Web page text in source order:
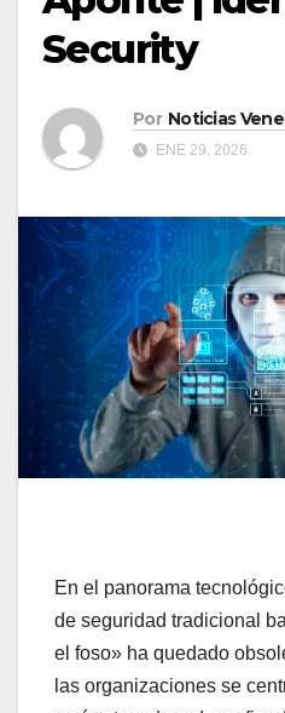
Security
Por Noticias
ENE 29, 2026
En el panorama
de seguridad tradicional
el foso» ha quedado
las organizaciones se